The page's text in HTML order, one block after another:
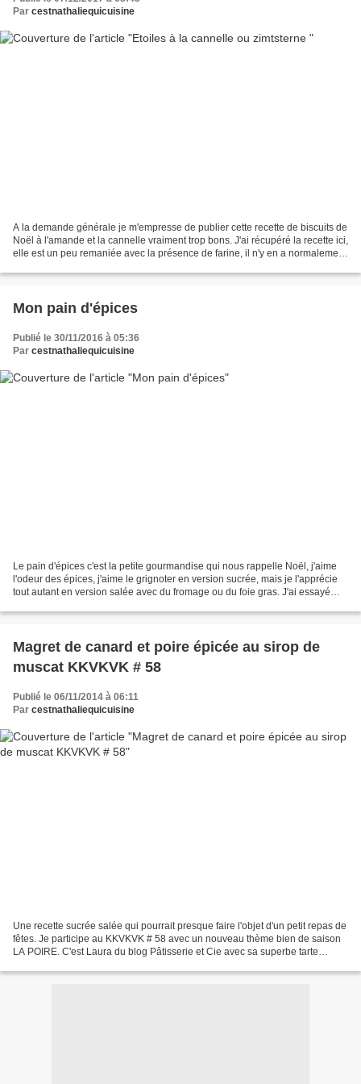
Par cestnathaliequicuisine
A la demande générale je m'empresse de publier cette recette de biscuits de
Noël à l'amande et la cannelle vraiment trop bons. J'ai récupéré la recette ici,
elle est un peu remaniée avec la présence de farine, il n'y en a normalement
Mon pain d'épices
Publié le 30/11/2016 à 05:36
Par cestnathaliequicuisine
Le pain d'épices c'est la petite gourmandise qui nous rappelle Noël, j'aime
l'odeur des épices, j'aime le grignoter en version sucrée, mais je l'apprécie
tout autant en version salée avec du fromage ou du foie gras. J'ai essayé
Magret de canard et poire épicée au sirop de
muscat KKVKVK # 58
Publié le 06/11/2014 à 06:11
Par cestnathaliequicuisine
Une recette sucrée salée qui pourrait presque faire l'objet d'un petit repas de
fêtes. Je participe au KKVKVK # 58 avec un nouveau thème bien de saison
LA POIRE. C'est Laura du blog Pâtisserie et Cie avec sa superbe tarte